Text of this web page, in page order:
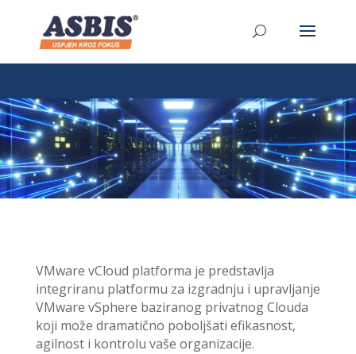
left:-955px; }
VMware vCloud platforma je predstavlja
integriranu platformu za izgradnju i upravljanje
VMware vSphere baziranog privatnog Clouda
koji može dramatično poboljšati efikasnost,
agilnost i kontrolu vaše organizacije.